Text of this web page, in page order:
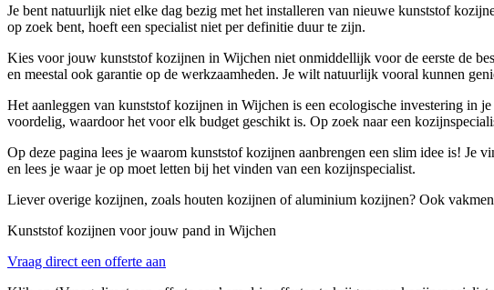
Je bent natuurlijk niet elke dag bezig met het installeren van nieuwe kunststof
op zoek bent, hoeft een specialist niet per definitie duur te zijn.
Kies voor jouw kunststof kozijnen in Wijchen niet onmiddellijk voor de eerste de
en meestal ook garantie op de werkzaamheden. Je wilt natuurlijk vooral kunnen
Het aanleggen van kunststof kozijnen in Wijchen is een ecologische investering in
voordelig, waardoor het voor elk budget geschikt is. Op zoek naar een
Op deze pagina lees je waarom kunststof kozijnen aanbrengen een slim idee is!
en lees je waar je op moet letten bij het vinden van een kozijnspecialist.
Liever overige kozijnen, zoals houten kozijnen of aluminium kozijnen? Ook
Kunststof kozijnen voor jouw pand in Wijchen
Vraag direct een offerte aan